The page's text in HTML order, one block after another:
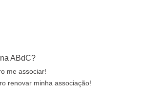
ABdC?
me associar!
renovar minha associação!